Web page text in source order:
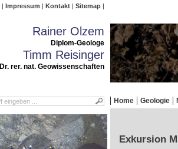
Impressum Kontakt Sitemap
Rainer Olzem
Diplom-Geologe
Timm Reisinger
Dr. rer. nat. Geowissenschaften
Home Geologie
Exkursion